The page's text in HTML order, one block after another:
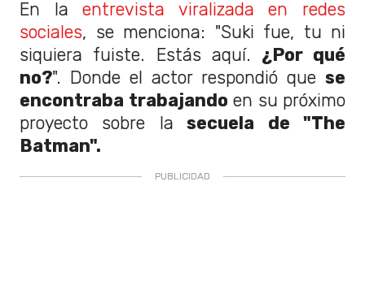
En laentrevista viralizada en redes
sociales, se menciona: "Suki fue, tu ni
siquiera fuiste. Estás aquí. ¿Por qué
no?". Donde el actor respondió que se
encontraba trabajando en su próximo
proyecto sobre la secuela de "The
Batman".